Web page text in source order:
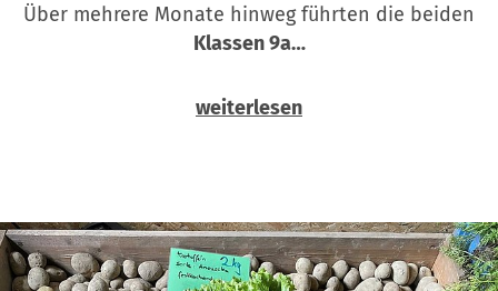
Über mehrere Monate hinweg führten die beiden
Klassen 9a…
weiterlesen